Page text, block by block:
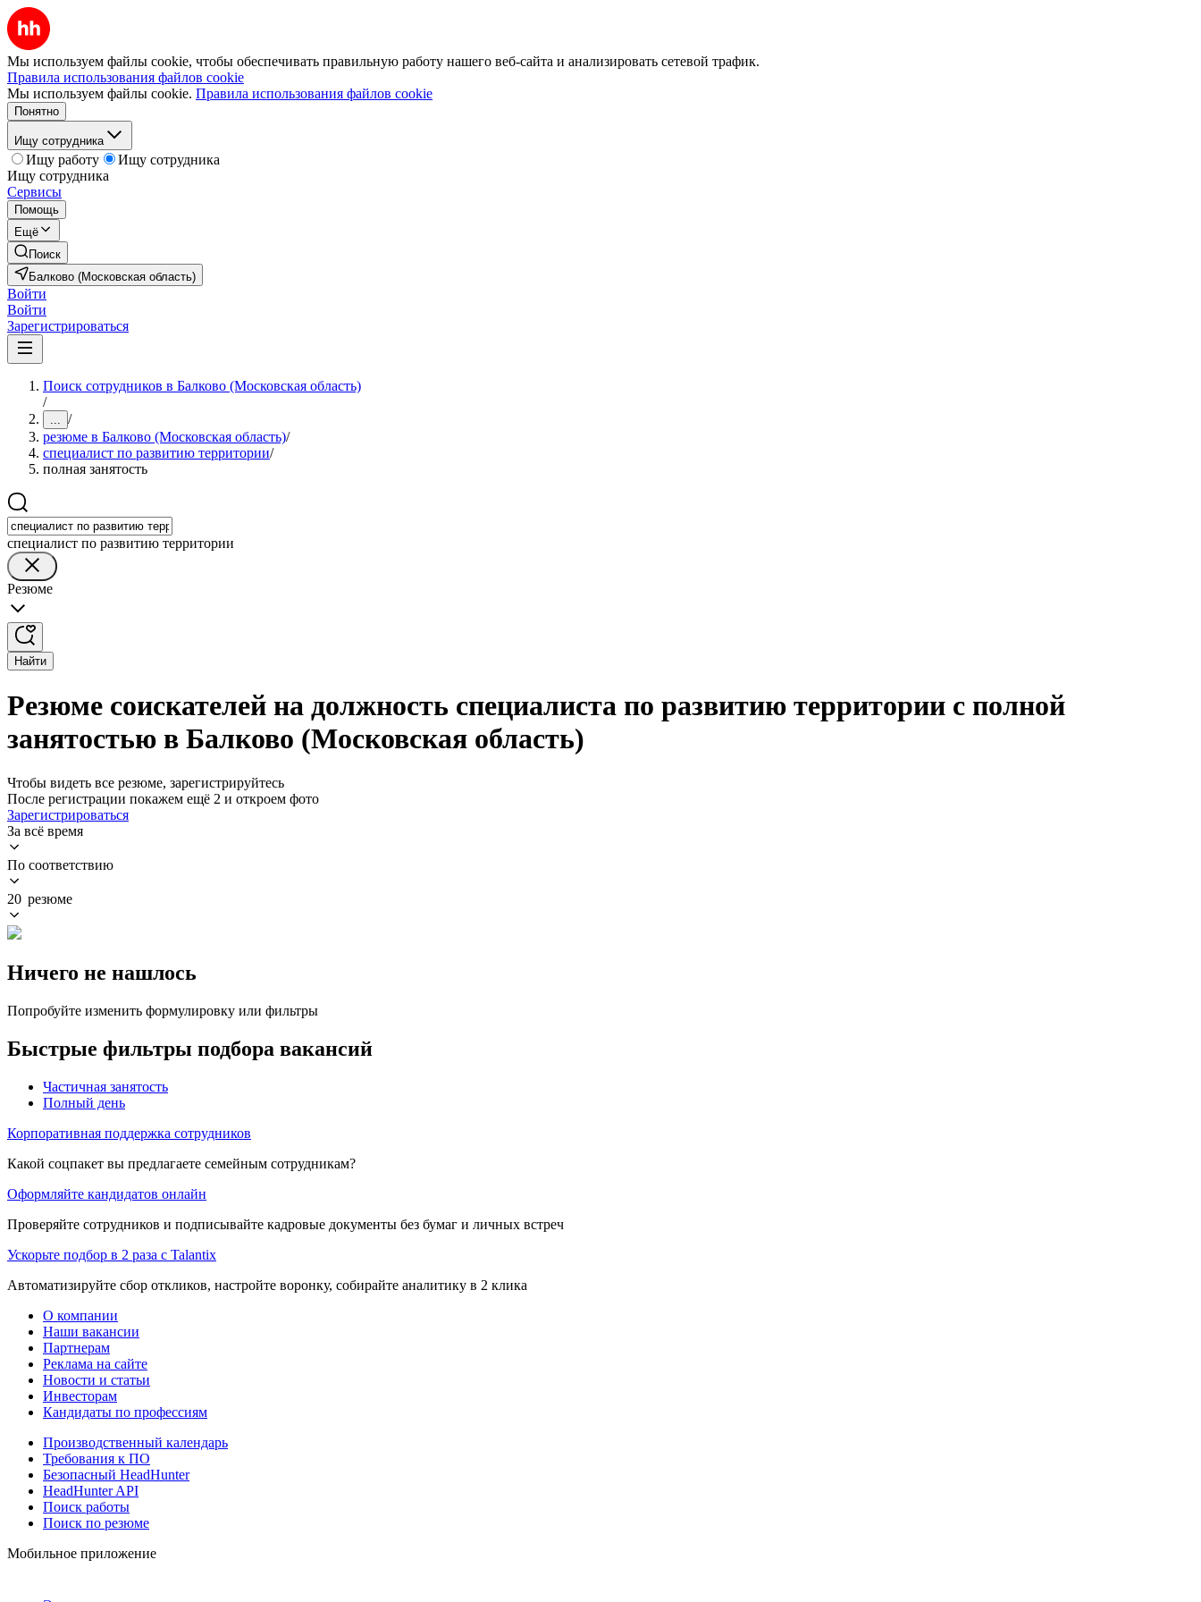
Мы используем файлы cookie, чтобы обеспечивать правильную работу нашего веб-сайта и анализировать сетевой трафик.
Правила использования файлов cookie
Мы используем файлы cookie. Правила использования файлов cookie
Понятно
Ищу сотрудника
Ищу работу
Ищу сотрудника
Ищу сотрудника
Сервисы
Помощь
Ещё
Поиск
Балково (Московская область)
Войти
Войти
Зарегистрироваться
Поиск сотрудников в Балково (Московская область)
/
... /
резюме в Балково (Московская область)/
специалист по развитию территории/
полная занятость
специалист по развитию территории
Резюме
Найти
Резюме соискателей на должность специалиста по развитию территории с полной
занятостью в Балково (Московская область)
Чтобы видеть все резюме, зарегистрируйтесь
После регистрации покажем ещё 2 и откроем фото
Зарегистрироваться
За всё время
По соответствию
20 резюме
Ничего не нашлось
Попробуйте изменить формулировку или фильтры
Быстрые фильтры подбора вакансий
Частичная занятость
Полный день
Корпоративная поддержка сотрудников
Какой соцпакет вы предлагаете семейным сотрудникам?
Оформляйте кандидатов онлайн
Проверяйте сотрудников и подписывайте кадровые документы без бумаг и личных встреч
Ускорьте подбор в 2 раза с Talantix
Автоматизируйте сбор откликов, настройте воронку, собирайте аналитику в 2 клика
О компании
Наши вакансии
Партнерам
Реклама на сайте
Новости и статьи
Инвесторам
Кандидаты по профессиям
Производственный календарь
Требования к ПО
Безопасный HeadHunter
HeadHunter API
Поиск работы
Поиск по резюме
Мобильное приложение